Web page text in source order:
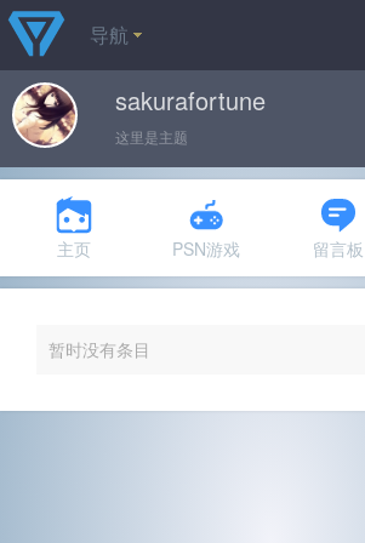
导航
sakurafortune
这里是主题
主页 PSN游戏 留言板
暂时没有条目